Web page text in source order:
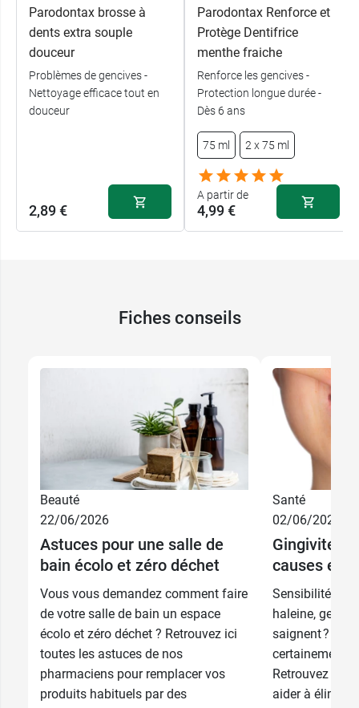
Parodontax brosse à
dents extra souple
douceur
Problèmes de gencives -
Nettoyage efficace tout en
douceur
2,89 €
Parodontax Renforce et
Protège Dentifrice
menthe fraiche
Renforce les gencives -
Protection longue durée -
Dès 6 ans
75 ml 2 x 75 ml
A partir de
4,99 €
75 ml 4,99 €
Fiches conseils
Beauté
22/06/2026
Astuces pour une salle de
bain écolo et zéro déchet
Vous vous demandez comment faire
de votre salle de bain un espace
écolo et zéro déchet ? Retrouvez ici
toutes les astuces de nos
pharmaciens pour remplacer vos
produits habituels par des
Santé
02/06/2026
Gingivite :
causes et
Sensibilité
haleine,
saignent ?
certainement
Retrouvez nos
aider à